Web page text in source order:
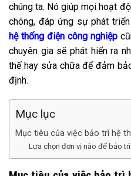
chúng ta. Nó giúp mọi hoạt
chóng, đáp ứng sự phát
hệ thống điện công nghiệp
chuyên gia sẽ phát hiển ra
thế hay sửa chữa để đảm
định.
Mục lục
Mục tiêu của việc bảo trì hệ
Lựa chọn đơn vị nào để bảo